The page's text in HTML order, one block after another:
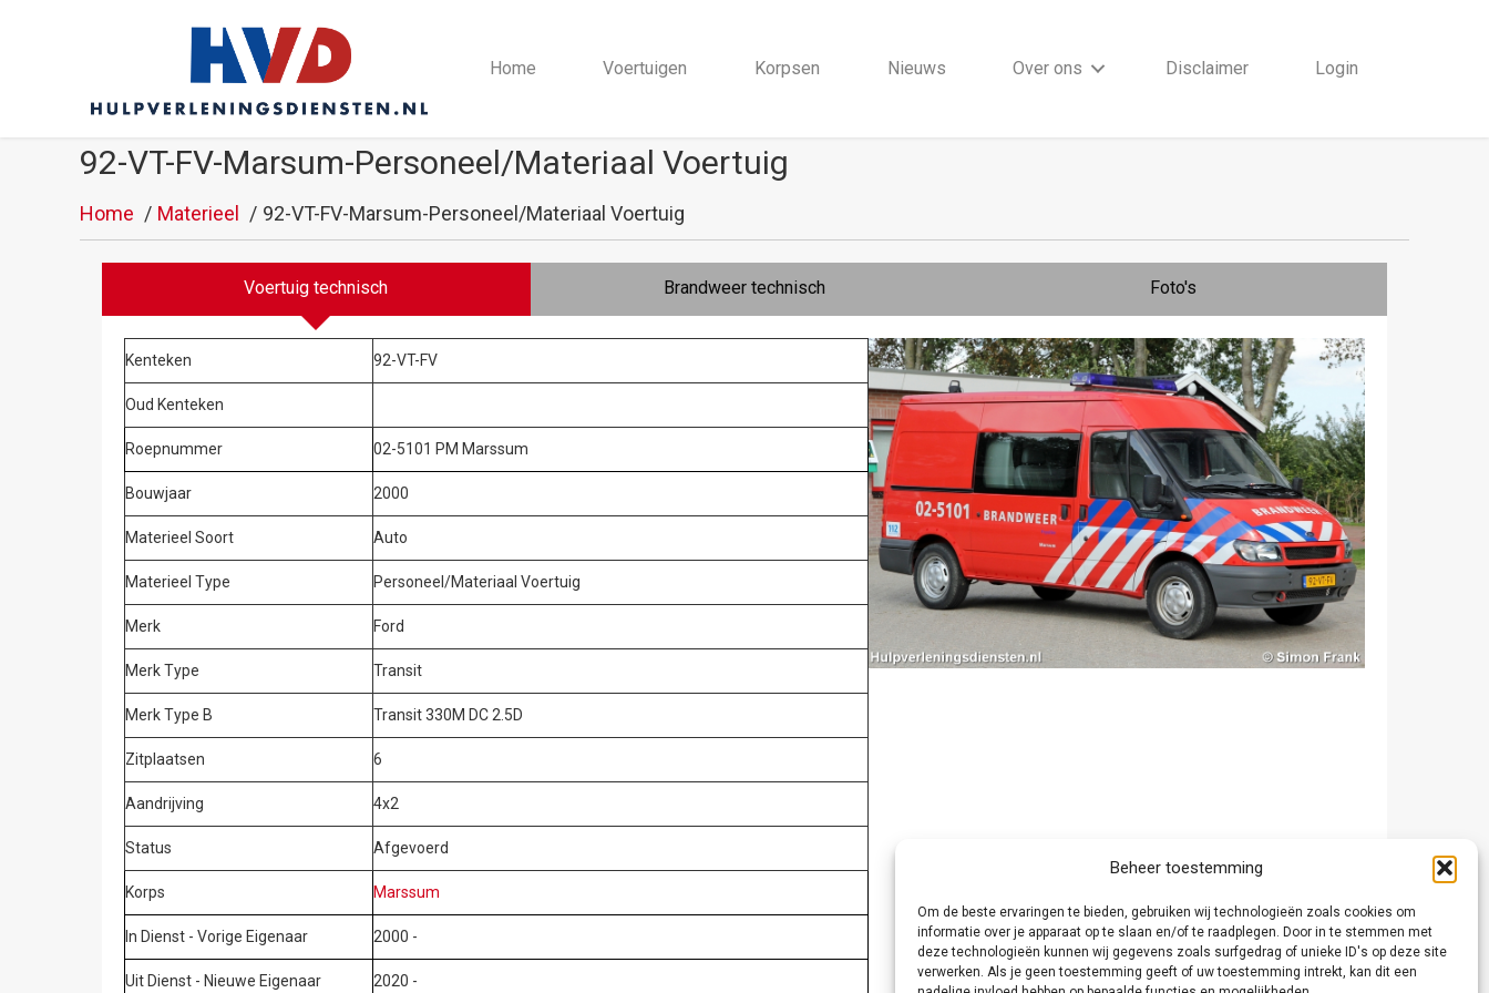
Beheer toestemming
Om de beste ervaringen te bieden, gebruiken wij technologieën zoals cookies om
informatie over je apparaat op te slaan en/of te raadplegen. Door in te stemmen met
deze technologieën kunnen wij gegevens zoals surfgedrag of unieke ID's op deze site
verwerken. Als je geen toestemming geeft of uw toestemming intrekt, kan dit een
Home Voertuigen Korpsen Nieuws Over ons Disclaimer Login
92-VT-FV-Marsum-Personeel/Materiaal Voertuig
Home Materieel 92-VT-FV-Marsum-Personeel/Materiaal Voertuig
Voertuig technisch Brandweer technisch Foto's
Kenteken 92-VT-FV
Oud Kenteken
Roepnummer 02-5101 PM Marssum
Bouwjaar 2000
Materieel Soort Auto
Materieel Type Personeel/Materiaal Voertuig
Merk Ford
Merk Type Transit
Merk Type B Transit 330M DC 2.5D
Zitplaatsen 6
Aandrijving 4x2
Status Afgevoerd
Korps Marssum
In Dienst - Vorige Eigenaar 2000 -
Uit Dienst - Nieuwe Eigenaar 2020 -